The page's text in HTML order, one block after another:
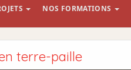
NOS FORMATIONS
terre-paille